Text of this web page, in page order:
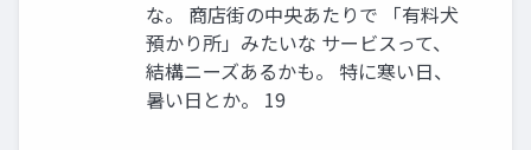
な。 商店街の中央あたりで 「有料犬
預かり所」みたいな サービスって、
結構ニーズあるかも。 特に寒い日、
暑い日とか。 19